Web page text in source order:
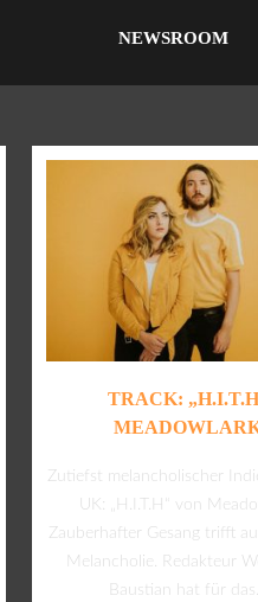
NEWSROOM
TRACK:
Zutiefst melancholischer
UK: „H.I.T.H“ von
Zauberhafter Gesang trifft
Melancholie. Redakteur
Baustian hat für